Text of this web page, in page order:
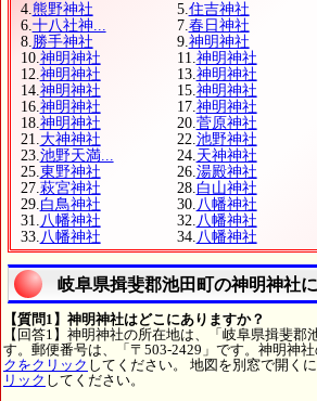
4.熊野神社 5.住吉神社
6.十八社神... 7.春日神社
8.勝手神社 9.神明神社
10.神明神社 11.神明神社
12.神明神社 13.神明神社
14.神明神社 15.神明神社
16.神明神社 17.神明神社
18.神明神社 20.菅原神社
21.大神神社 22.池野神社
23.池野天満... 24.天神神社
25.東野神社 26.湯殿神社
27.萩宮神社 28.白山神社
29.白鳥神社 30.八幡神社
31.八幡神社 32.八幡神社
33.八幡神社 34.八幡神社
岐阜県揖斐郡池田町の神明神社
【質問1】神明神社はどこにありますか？
【回答1】神明神社の所在地は、「岐阜県揖斐郡
す。郵便番号は、「〒503-2429」です。神明神社
クをクリック してください。 地図を別窓で開くに
リック してください。